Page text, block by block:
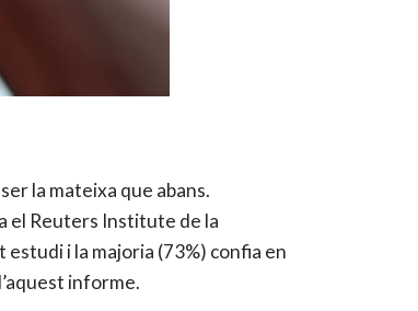
la mateixa que abans.
el Reuters Institute de la
i la majoria (73%) confia en
informe.